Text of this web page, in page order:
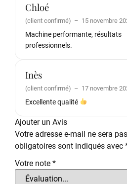
Chloé
(client confirmé) – 15 novembre
Machine performante, résultats
professionnels.
Inès
(client confirmé) – 17 novembre
Excellente qualité
Ajouter un Avis
Votre adresse e-mail ne sera
obligatoires sont indiqués avec
Votre note *